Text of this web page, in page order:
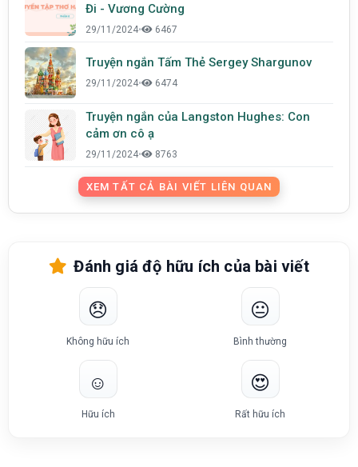
Đi - Vương Cường
29/11/2024• 6467
Truyện ngắn Tấm Thẻ Sergey Shargunov
29/11/2024• 6474
Truyện ngắn của Langston Hughes: Con
cảm ơn cô ạ
29/11/2024• 8763
XEM TẤT CẢ BÀI VIẾT LIÊN QUAN
Đánh giá độ hữu ích của bài viết
😞
Không hữu ích
😐
Bình thường
☺️
Hữu ích
😍
Rất hữu ích